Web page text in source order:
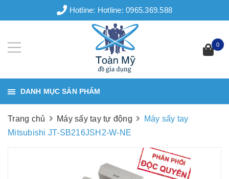
Hotline: Hotline: 0965.369.588
0
DANH MỤC SẢN PHẨM
Trang chủ Máy sấy tay tự động
Máy sấy tay
Mitsubishi JT-SB216JSH2-W-NE